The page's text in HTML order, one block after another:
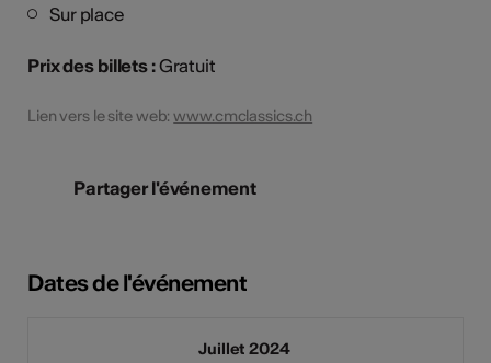
Sur place
Prix des billets :Gratuit
Lien vers le site web:www.cmclassics.ch
Partager l'événement
Dates de l'événement
Juillet 2024